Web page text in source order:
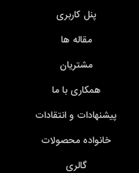
پنل کاربری
مقاله ها
مشتریان
همکاری با ما
پیشنهادات و انتقادات
خانواده محصولات
گالری